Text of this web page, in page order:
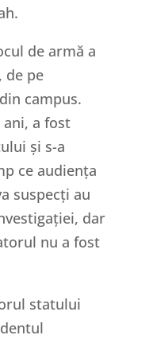
de armă a
de pe
campus.
ani, a fost
și s-a
ce audiența
suspecți au
dar
nu a fost
statului